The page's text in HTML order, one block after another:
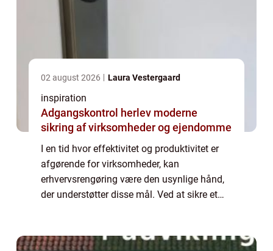
02 august 2026 Laura Vestergaard
inspiration
Adgangskontrol herlev moderne
sikring af virksomheder og ejendomme
I en tid hvor effektivitet og produktivitet er
afgørende for virksomheder, kan
erhvervsrengøring være den usynlige hånd,
der understøtter disse mål. Ved at sikre et